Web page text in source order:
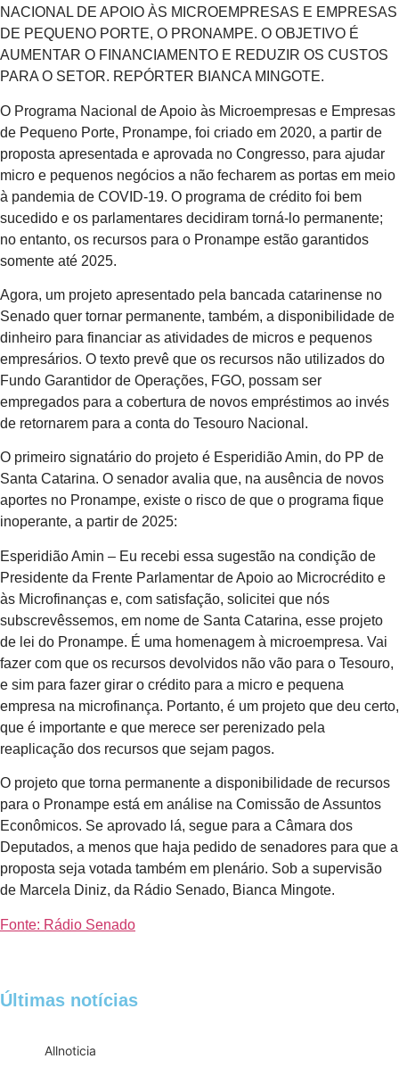
NACIONAL DE APOIO ÀS MICROEMPRESAS E EMPRESAS
DE PEQUENO PORTE, O PRONAMPE. O OBJETIVO É
AUMENTAR O FINANCIAMENTO E REDUZIR OS CUSTOS
PARA O SETOR. REPÓRTER BIANCA MINGOTE.
O Programa Nacional de Apoio às Microempresas e Empresas
de Pequeno Porte, Pronampe, foi criado em 2020, a partir de
proposta apresentada e aprovada no Congresso, para ajudar
micro e pequenos negócios a não fecharem as portas em meio
à pandemia de COVID-19. O programa de crédito foi bem
sucedido e os parlamentares decidiram torná-lo permanente;
no entanto, os recursos para o Pronampe estão garantidos
somente até 2025.
Agora, um projeto apresentado pela bancada catarinense no
Senado quer tornar permanente, também, a disponibilidade de
dinheiro para financiar as atividades de micros e pequenos
empresários. O texto prevê que os recursos não utilizados do
Fundo Garantidor de Operações, FGO, possam ser
empregados para a cobertura de novos empréstimos ao invés
de retornarem para a conta do Tesouro Nacional.
O primeiro signatário do projeto é Esperidião Amin, do PP de
Santa Catarina. O senador avalia que, na ausência de novos
aportes no Pronampe, existe o risco de que o programa fique
inoperante, a partir de 2025:
Esperidião Amin – Eu recebi essa sugestão na condição de
Presidente da Frente Parlamentar de Apoio ao Microcrédito e
às Microfinanças e, com satisfação, solicitei que nós
subscrevêssemos, em nome de Santa Catarina, esse projeto
de lei do Pronampe. É uma homenagem à microempresa. Vai
fazer com que os recursos devolvidos não vão para o Tesouro,
e sim para fazer girar o crédito para a micro e pequena
empresa na microfinança. Portanto, é um projeto que deu certo,
que é importante e que merece ser perenizado pela
reaplicação dos recursos que sejam pagos.
O projeto que torna permanente a disponibilidade de recursos
para o Pronampe está em análise na Comissão de Assuntos
Econômicos. Se aprovado lá, segue para a Câmara dos
Deputados, a menos que haja pedido de senadores para que a
proposta seja votada também em plenário. Sob a supervisão
de Marcela Diniz, da Rádio Senado, Bianca Mingote.
Fonte: Rádio Senado
Últimas notícias
Allnoticia